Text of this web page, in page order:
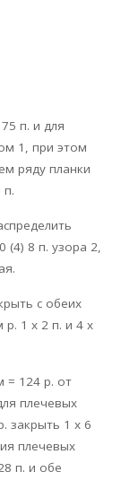
п. и для
1, при этом
ряду планки
п.
(4) 8 п. узора 2,
с обеих
1 х 2 п. и 4 х
= 124 р. от
плечевых
закрыть 1 х 6
плечевых
п. и обе